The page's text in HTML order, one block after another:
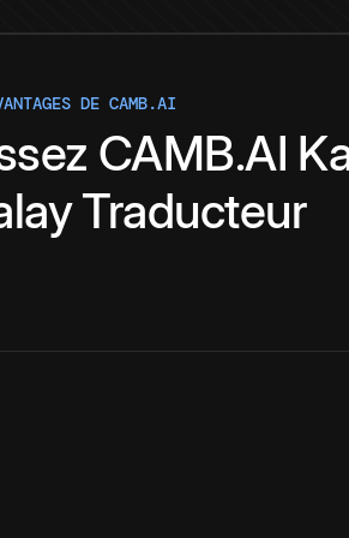
DE CAMB.AI
CAMB.AI
Traducteur